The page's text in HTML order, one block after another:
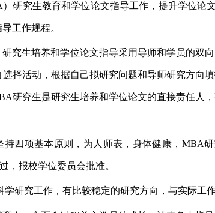
）研究生教育和学位论文指导工作，提升学位论
工作规程。
研究生培养和学位论文指导采用导师和学员的双向
择活动，根据自己拟研究问题和导师研究方向
研究生是研究生培养和学位论文的直接责任人
持四项基本原则，为人师表，身体健康， MBA
，报校学位委员会批准。
研究工作，有比较稳定的研究方向，与实际工